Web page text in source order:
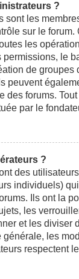
?
sont les
sur le forum.
les
permissions, le
de groupes
peuvent
des forums.
par le
?
des
individuels)
Ils ont la
les
et les diviser
générale, les
respectent